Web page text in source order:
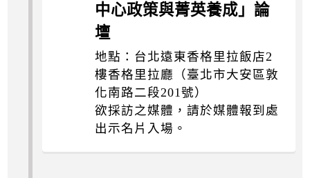
中心政策與菁英養成」論
壇
地點：台北遠東香格里拉飯店2
樓香格里拉廳（臺北市大安區敦
化南路二段201號）
欲採訪之媒體，請於媒體報到處
出示名片入場。